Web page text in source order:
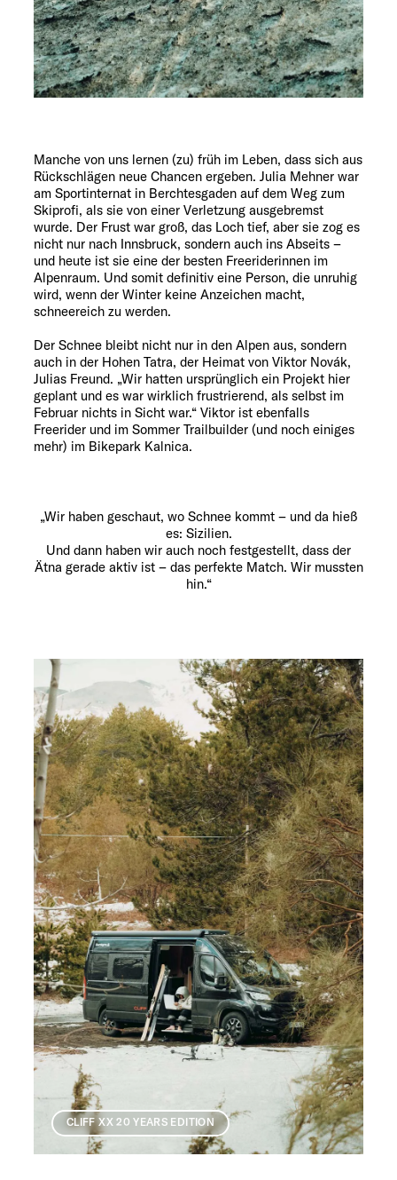
Manche von uns lernen (zu) früh im Leben, dass sich aus
Rückschlägen neue Chancen ergeben. Julia Mehner war
am Sportinternat in Berchtesgaden auf dem Weg zum
Skiprofi, als sie von einer Verletzung ausgebremst
wurde. Der Frust war groß, das Loch tief, aber sie zog es
nicht nur nach Innsbruck, sondern auch ins Abseits –
und heute ist sie eine der besten Freeriderinnen im
Alpenraum. Und somit definitiv eine Person, die unruhig
wird, wenn der Winter keine Anzeichen macht,
schneereich zu werden.
Der Schnee bleibt nicht nur in den Alpen aus, sondern
auch in der Hohen Tatra, der Heimat von Viktor Novák,
Julias Freund. „Wir hatten ursprünglich ein Projekt hier
geplant und es war wirklich frustrierend, als selbst im
Februar nichts in Sicht war.“ Viktor ist ebenfalls
Freerider und im Sommer Trailbuilder (und noch einiges
mehr) im Bikepark Kalnica.
„Wir haben geschaut, wo Schnee kommt – und da hieß
es: Sizilien.
Und dann haben wir auch noch festgestellt, dass der
Ätna gerade aktiv ist – das perfekte Match. Wir mussten
hin.“
CLIFF XX 20 YEARS EDITION